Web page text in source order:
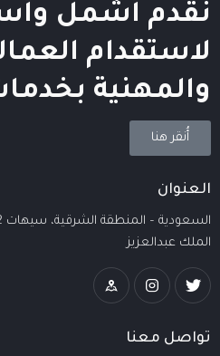
نقدم أشمل
لاستقدام
والمهنية
أُنقر هنا
العنوان
الملك عبدالعزيز
تواصل معنا